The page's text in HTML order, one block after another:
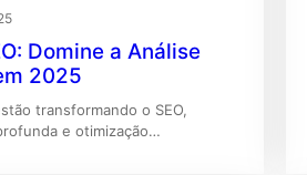
Domine a Análise
2025
transformando o SEO,
e otimização…